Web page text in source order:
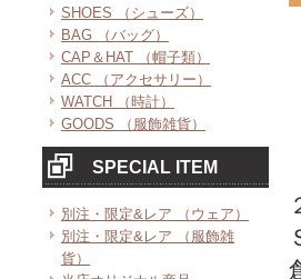
SHOES （シューズ）
BAG （バッグ）
CAP＆HAT （帽子類）
ACC （アクセサリー）
WATCH （時計）
GOODS （服飾雑貨）
SPECIAL ITEM
別注・限定&レア （ウェア）
別注・限定&レア （服飾雑
貨）